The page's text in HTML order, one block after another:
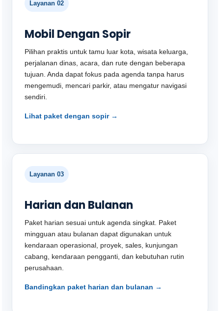
Layanan 02
Mobil Dengan Sopir
Pilihan praktis untuk tamu luar kota, wisata keluarga,
perjalanan dinas, acara, dan rute dengan beberapa
tujuan. Anda dapat fokus pada agenda tanpa harus
mengemudi, mencari parkir, atau mengatur navigasi
sendiri.
Lihat paket dengan sopir →
Layanan 03
Harian dan Bulanan
Paket harian sesuai untuk agenda singkat. Paket
mingguan atau bulanan dapat digunakan untuk
kendaraan operasional, proyek, sales, kunjungan
cabang, kendaraan pengganti, dan kebutuhan rutin
perusahaan.
Bandingkan paket harian dan bulanan →